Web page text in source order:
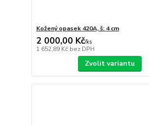
Kožený opasek 420A, š: 4 cm
2 000,00 Kč/ks
1 652,89 Kč bez DPH
Zvolit variantu